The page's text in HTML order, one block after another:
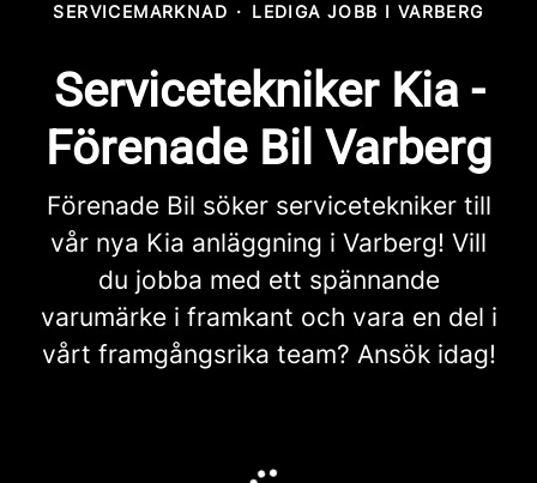
SERVICEMARKNAD · LEDIGA JOBB I VARBERG
Servicetekniker Kia -
Förenade Bil Varberg
Förenade Bil söker servicetekniker till
vår nya Kia anläggning i Varberg! Vill
du jobba med ett spännande
varumärke i framkant och vara en del i
vårt framgångsrika team? Ansök idag!